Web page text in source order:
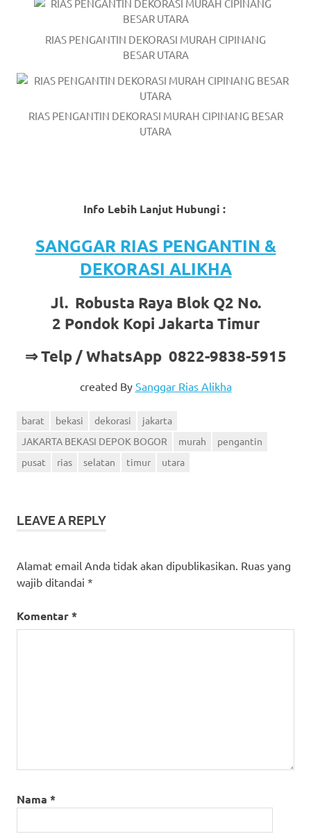
RIAS PENGANTIN DEKORASI MURAH CIPINANG
BESAR UTARA
RIAS PENGANTIN DEKORASI MURAH CIPINANG BESAR
UTARA
Info Lebih Lanjut Hubungi :
SANGGAR RIAS PENGANTIN &
DEKORASI ALIKHA
Jl. Robusta Raya Blok Q2 No.
2 Pondok Kopi Jakarta Timur
⇒ Telp / WhatsApp 0822-9838-5915
created By Sanggar Rias Alikha
barat bekasi dekorasi
jakarta
JAKARTA BEKASI DEPOK BOGOR
murah
pengantin
pusat
rias selatan timur utara
LEAVE A REPLY
Alamat email Anda tidak akan dipublikasikan. Ruas yang
wajib ditandai *
Komentar*
Nama *